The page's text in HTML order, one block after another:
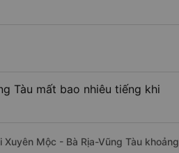
Tàu mất bao nhiêu tiếng khi
Mộc - Bà Rịa-Vũng Tàu khoảng